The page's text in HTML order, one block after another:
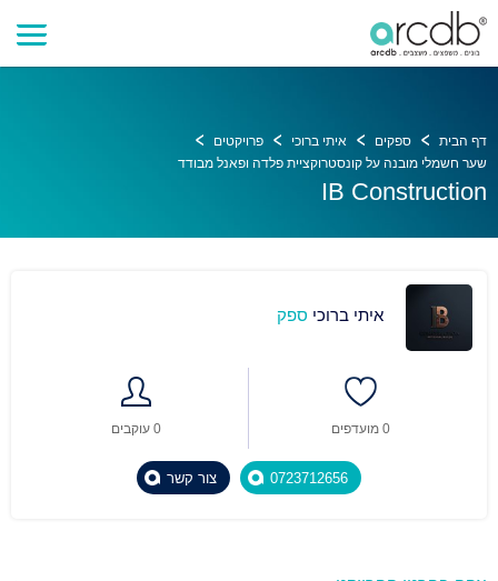
דף הבית ספקים איתי ברוכי
פרויקטים
שער חשמלי מובנה על קונסטרוקציית פלדה ופאנל מבודד
IB Construction
איתי ברוכי ספק
0 עוקבים 0 מועדפים
צור קשר 0723712656